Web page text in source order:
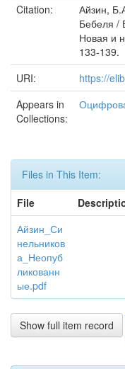
Citation:
Айзин,
Бебеля /
Новая и
133-139.
URI:
https://
Appears in
Collections:
Files in This Item:
File
Айзин_Си
нельников
а_Неопуб
ликованн
ые.pdf
Show full item record